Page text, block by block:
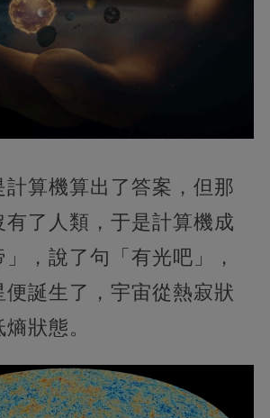
算機算出了答案，但那
有了人類，于是計算機成
，說了句「有光吧」，
誕生了，宇宙從熱寂狀
狀態。